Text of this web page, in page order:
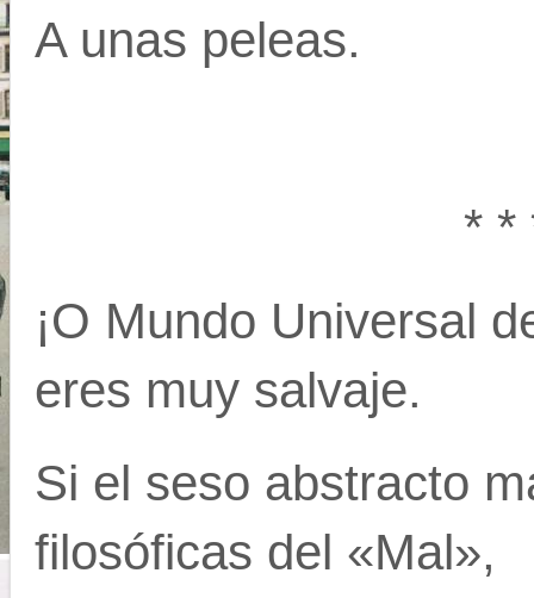
A unas peleas.
* *
¡O Mundo Universal
eres muy salvaje.
Si el seso abstracto
filosóficas del «Mal»,